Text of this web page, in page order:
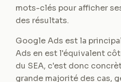
mots-clés pour afficher
des résultats.
Google Ads est la
Ads en est l'équivalent
du SEA, c'est donc
grande majorité des cas,